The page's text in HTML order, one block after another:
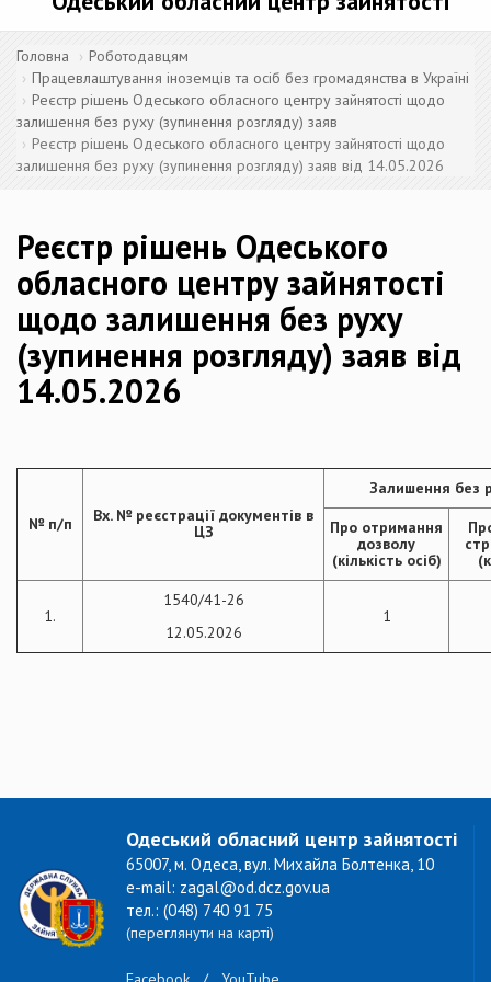
Головна
Роботодавцям
Працевлаштування іноземців та осіб без громадянства в Україні
Реєстр рішень Одеського обласного центру зайнятості щодо
залишення без руху (зупинення розгляду) заяв
Реєстр рішень Одеського обласного центру зайнятості щодо
залишення без руху (зупинення розгляду) заяв від 14.05.2026
Реєстр рішень Одеського
обласного центру зайнятості
щодо залишення без руху
(зупинення розгляду) заяв від
14.05.2026
№ п/п
Вх. № реєстрації документів в
ЦЗ
Залишення без
Про отримання
дозволу
(кількість осіб)
1.
1540/41-26
12.05.2026
1
Одеський обласний центр зайнятості
65007, м. Одеса, вул. Михайла Болтенка, 10
e-mail: zagal@od.dcz.gov.ua
тел.: (048) 740 91 75
(переглянути на карті)